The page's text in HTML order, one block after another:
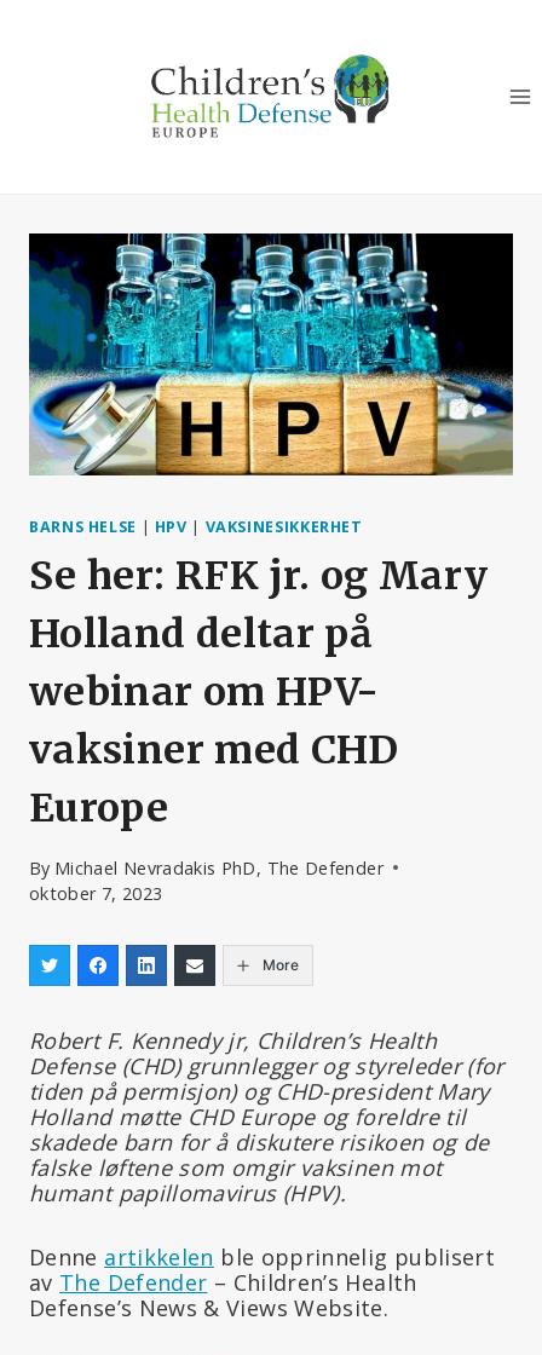
BARNS HELSE | HPV | VAKSINESIKKERHET
Se her: RFK jr. og Mary
Holland deltar på
webinar om HPV-
vaksiner med CHD
Europe
By Michael Nevradakis PhD, The Defender
oktober 7, 2023
More
Robert F. Kennedy jr, Children’s Health
Defense (CHD) grunnlegger og styreleder (for
tiden på permisjon) og CHD-president Mary
Holland møtte CHD Europe og foreldre til
skadede barn for å diskutere risikoen og de
falske løftene som omgir vaksinen mot
humant papillomavirus (HPV).
Denne artikkelen ble opprinnelig publisert
av The Defender – Children’s Health
Defense’s News & Views Website.